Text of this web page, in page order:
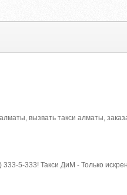
вызвать такси алматы,
5-333! Такси ДиМ - Только